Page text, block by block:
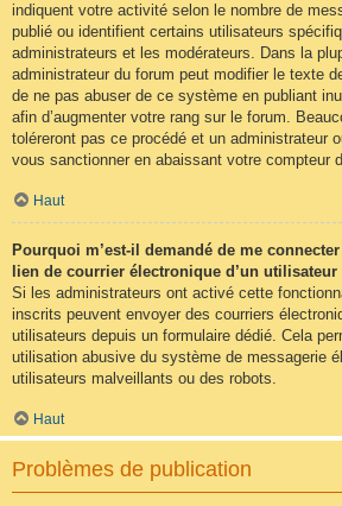
indiquent votre activité selon le nombre de
publié ou identifient certains utilisateurs
administrateurs et les modérateurs. Dans la
administrateur du forum peut modifier le texte
de ne pas abuser de ce système en publiant
afin d’augmenter votre rang sur le forum.
toléreront pas ce procédé et un administrateur
vous sanctionner en abaissant votre compteur
Haut
Pourquoi m’est-il demandé de me
lien de courrier électronique d’un utilisateur
Si les administrateurs ont activé cette
inscrits peuvent envoyer des courriers
utilisateurs depuis un formulaire dédié. Cela
utilisation abusive du système de messagerie
utilisateurs malveillants ou des robots.
Haut
Problèmes de publication